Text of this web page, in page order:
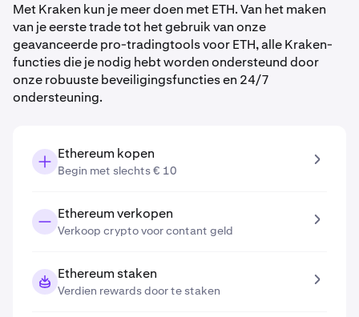
Met Kraken kun je meer doen met ETH. Van het maken
van je eerste trade tot het gebruik van onze
geavanceerde pro-tradingtools voor ETH, alle Kraken-
functies die je nodig hebt worden ondersteund door
onze robuuste beveiligingsfuncties en 24/7
ondersteuning.
Ethereum kopen
Begin met slechts € 10
Ethereum verkopen
Verkoop crypto voor contant geld
Ethereum staken
Verdien rewards door te staken